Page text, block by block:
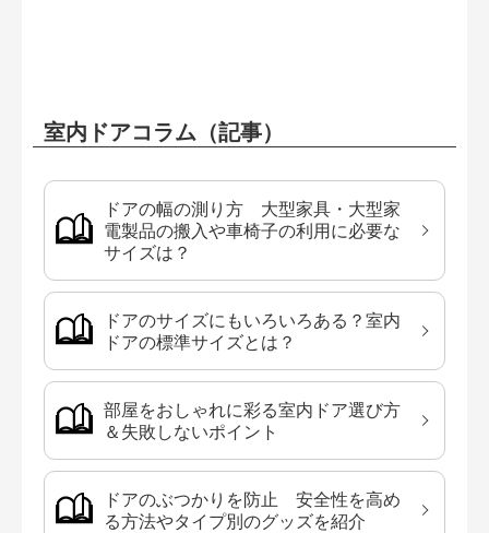
室内ドアコラム（記事）
ドアの幅の測り方 大型家具・大型家
電製品の搬入や車椅子の利用に必要な
サイズは？
ドアのサイズにもいろいろある？室内
ドアの標準サイズとは？
部屋をおしゃれに彩る室内ドア選び方
＆失敗しないポイント
ドアのぶつかりを防止 安全性を高め
る方法やタイプ別のグッズを紹介